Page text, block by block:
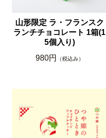
山形限定 ラ・フランスク
ランチチョコレート 1箱(1
5個入り)
980円
（税込み）